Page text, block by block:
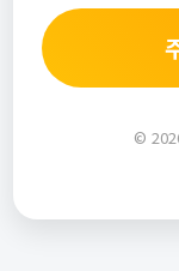
©